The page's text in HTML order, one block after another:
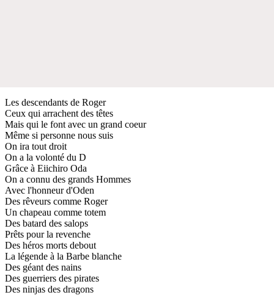
Les descendants de Roger
Ceux qui arrachent des têtes
Mais qui le font avec un grand coeur
Même si personne nous suis
On ira tout droit
On a la volonté du D
Grâce à Eiichiro Oda
On a connu des grands Hommes
Avec l'honneur d'Oden
Des rêveurs comme Roger
Un chapeau comme totem
Des batard des salops
Prêts pour la revenche
Des héros morts debout
La légende à la Barbe blanche
Des géant des nains
Des guerriers des pirates
Des ninjas des dragons